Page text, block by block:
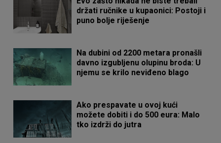
držati ručnike u kupaonici: Postoji i
puno bolje riješenje
Na dubini od 2200 metara pronašli
davno izgubljenu olupinu broda: U
njemu se krilo neviđeno blago
Ako prespavate u ovoj kući
možete dobiti i do 500 eura: Malo
tko izdrži do jutra